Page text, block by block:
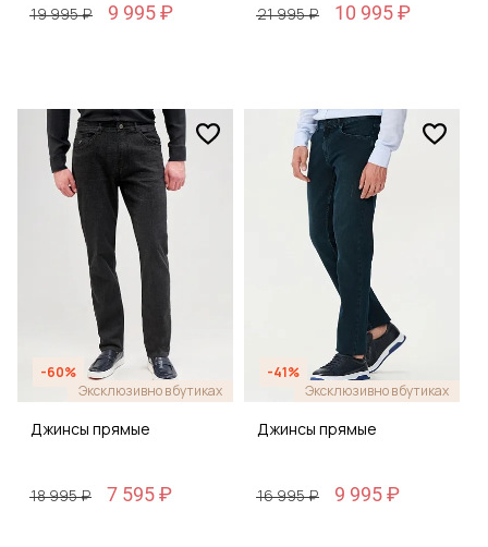
19 995 ₽ 9 995 ₽ 21 995 ₽ 10 995 ₽
-60%
Эксклюзивно в бутиках
Джинсы прямые
18 995 ₽ 7 595 ₽
-41%
Эксклюзивно в бутиках
Джинсы прямые
16 995 ₽ 9 995 ₽